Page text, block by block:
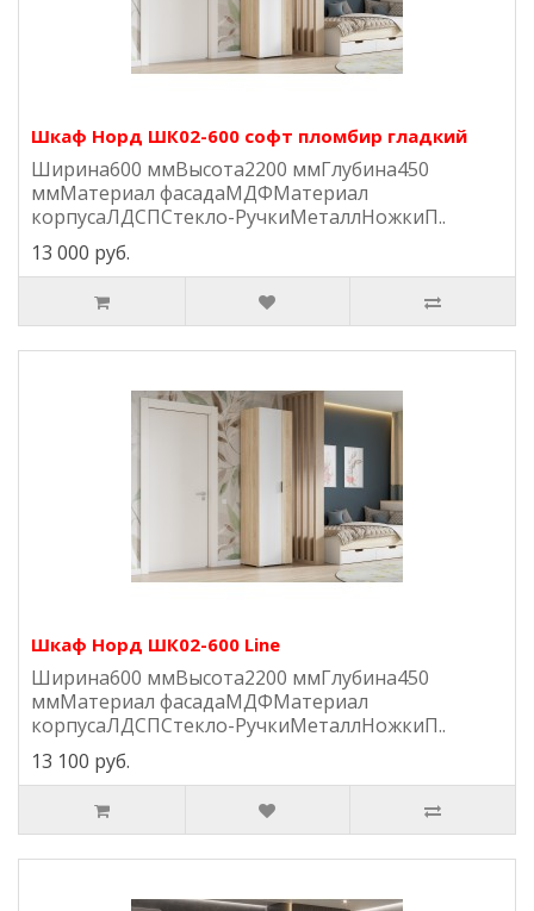
Шкаф Норд ШК02-600 софт пломбир гладкий
Ширина600 ммВысота2200 ммГлубина450
ммМатериал фасадаМДФМатериал
корпусаЛДСПСтекло-РучкиМеталлНожкиП..
13 000 руб.
Шкаф Норд ШК02-600 Line
Ширина600 ммВысота2200 ммГлубина450
ммМатериал фасадаМДФМатериал
корпусаЛДСПСтекло-РучкиМеталлНожкиП..
13 100 руб.